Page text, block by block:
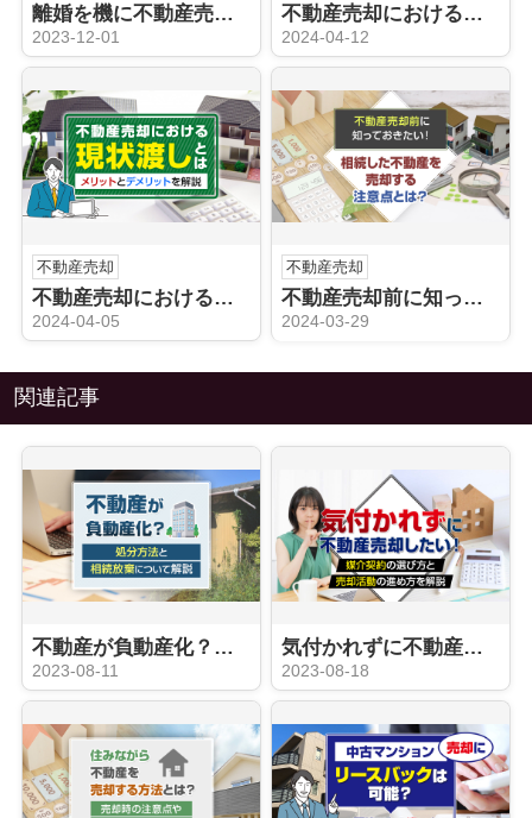
離婚を機に不動産売却する際の注意点！財産分与や売却方法を解説！
2023-12-01
不動産売却における買取保証とは？メリットや利用条件について解説！
2024-04-12
不動産売却
不動産売却における現状渡しとは？メリットとデメリットを解説
2024-04-05
不動産売却
不動産売却前に知っておきたい！相続した不動産を売却するの注意点とは？
2024-03-29
関連記事
不動産が負動産化？処分方法と相続放棄について解説
2023-08-11
気付かれずに不動産売却したい！媒介契約の選び方と売却活動の進め方を解説
2023-08-18